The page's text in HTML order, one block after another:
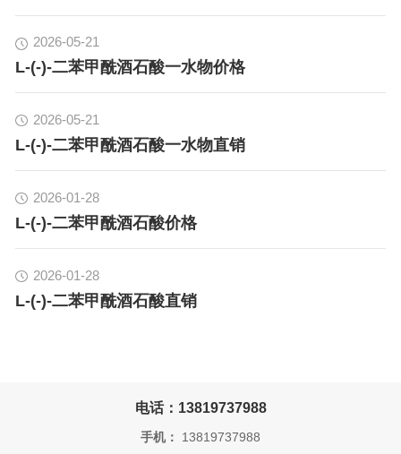
2026-05-21
L-(-)-二苯甲酰酒石酸一水物价格
2026-05-21
L-(-)-二苯甲酰酒石酸一水物直销
2026-01-28
L-(-)-二苯甲酰酒石酸价格
2026-01-28
L-(-)-二苯甲酰酒石酸直销
电话：13819737988
手机： 13819737988